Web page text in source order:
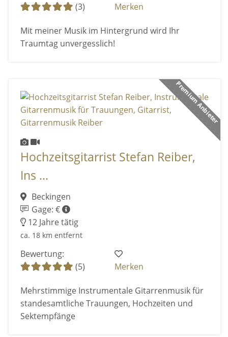
(3)
Merken
Mit meiner Musik im Hintergrund wird Ihr
Traumtag unvergesslich!
Premium Anbieter
Hochzeitsgitarrist Stefan Reiber,
Ins ...
Beckingen
Gage: €
12 Jahre tätig
ca. 18 km entfernt
Bewertung:
(5)
Merken
Mehrstimmige Instrumentale Gitarrenmusik für
standesamtliche Trauungen, Hochzeiten und
Sektempfänge